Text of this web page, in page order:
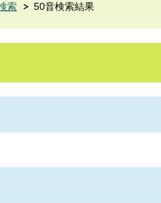
索 50音検索結果